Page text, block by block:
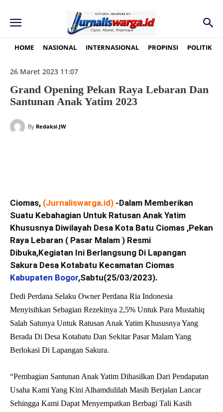
HOME NASIONAL INTERNASIONAL PROPINSI POLITIK
26 Maret 2023 11:07
Grand Opening Pekan Raya Lebaran Dan
Santunan Anak Yatim 2023
By Redaksi JW
Ciomas, (Jurnaliswarga.id) -Dalam Memberikan
Suatu Kebahagian Untuk Ratusan Anak Yatim
Khususnya Diwilayah Desa Kota Batu Ciomas ,Pekan
Raya Lebaran ( Pasar Malam ) Resmi
Dibuka,Kegiatan Ini Berlangsung Di Lapangan
Sakura Desa Kotabatu Kecamatan Ciomas
Kabupaten Bogor,Sabtu(25/03/2023).
Dedi Perdana Selaku Owner Perdana Ria Indonesia
Menyisihkan Sebagian Rezekinya 2,5% Untuk Para Mustahiq
Salah Satunya Untuk Ratusan Anak Yatim Khususnya Yang
Berada Di Desa Kotabatu Dan Sekitar Pasar Malam Yang
Berlokasi Di Lapangan Sakura.
“Pembagian Santunan Anak Yatim Dihasilkan Dari Pendapatan
Usaha Kami Yang Kini Alhamdulilah Masih Berjalan Lancar
Sehingga Kami Dapat Menyempatkan Berbagi Tali Kasih